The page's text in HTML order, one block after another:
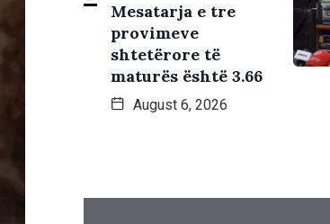
Mesatarja e tre
provimeve
shtetërore të
maturës është 3.66
August 6, 2026